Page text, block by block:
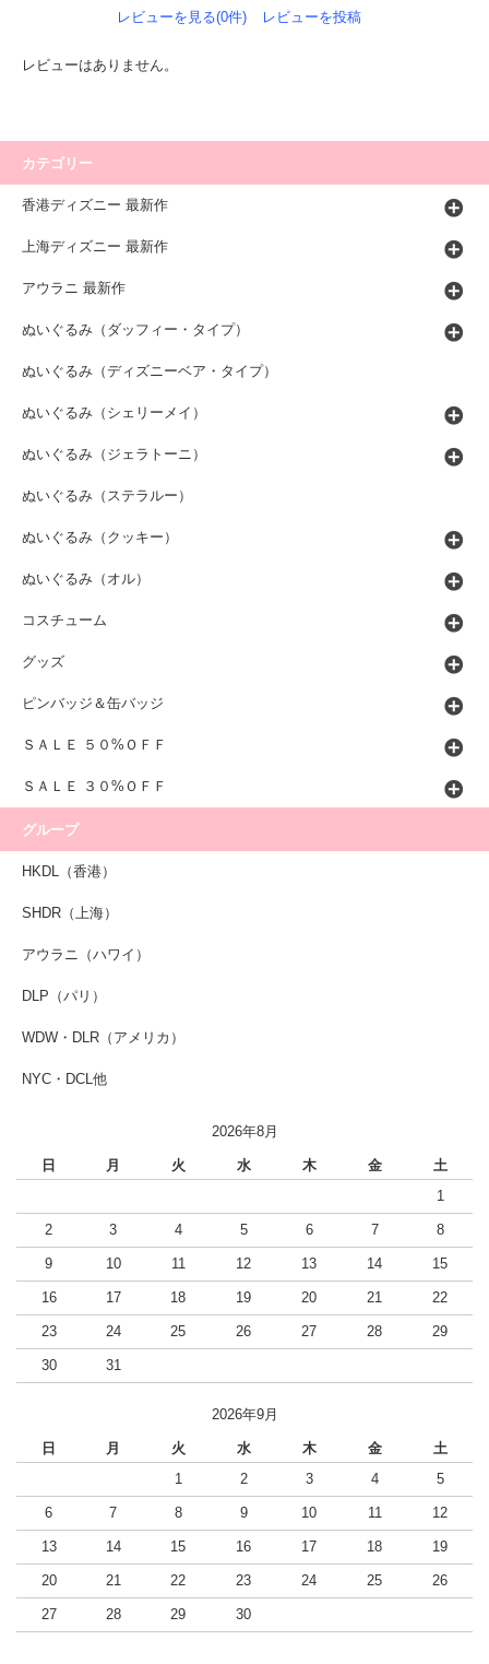
レビューを見る(0件) レビューを投稿
レビューはありません。
カテゴリー
香港ディズニー 最新作
上海ディズニー 最新作
アウラニ 最新作
ぬいぐるみ（ダッフィー・タイプ）
ぬいぐるみ（ディズニーベア・タイプ）
ぬいぐるみ（シェリーメイ）
ぬいぐるみ（ジェラトーニ）
ぬいぐるみ（ステラルー）
ぬいぐるみ（クッキー）
ぬいぐるみ（オル）
コスチューム
グッズ
ピンバッジ＆缶バッジ
ＳＡＬＥ ５０%ＯＦＦ
ＳＡＬＥ ３０%ＯＦＦ
グループ
HKDL（香港）
SHDR（上海）
アウラニ（ハワイ）
DLP（パリ）
WDW・DLR（アメリカ）
NYC・DCL他
2026年8月
日 月 火 水 木 金
土
1
2 3 4 5 6 7 8
9 10 11 12 13 14 15
16 17 18 19 20 21 22
23 24 25 26 27 28 29
30 31
2026年9月
日 月 火 水 木 金
土
1
2 3 4 5
6 7 8 9 10 11 12
13 14 15 16 17 18 19
20 21 22 23 24 25 26
27 28 29 30